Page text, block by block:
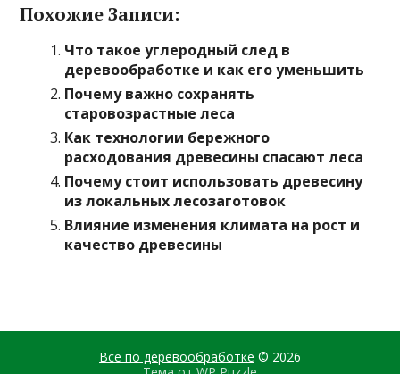
Похожие Записи:
Что такое углеродный след в
деревообработке и как его уменьшить
Почему важно сохранять
старовозрастные леса
Как технологии бережного
расходования древесины спасают леса
Почему стоит использовать древесину
из локальных лесозаготовок
Влияние изменения климата на рост и
качество древесины
Все по деревообработке © 2026